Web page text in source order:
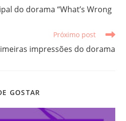
do dorama “What’s Wrong
Próximo post
impressões do dorama
GOSTAR